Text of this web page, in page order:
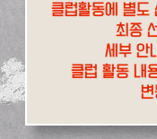
클럽활동에 별도
최종
세부 안
클럽 활동 내